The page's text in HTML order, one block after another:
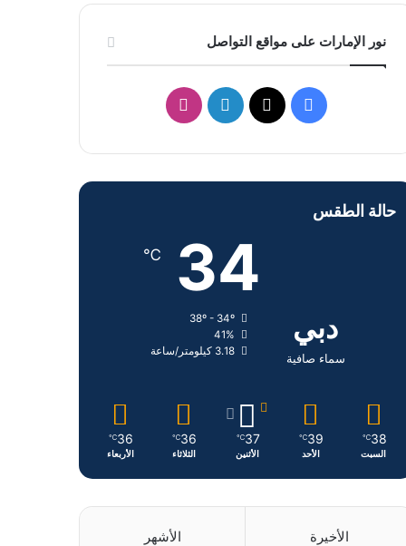
نور الإمارات على مواقع التواصل
س
ن
د
إ
ن
س
م
حالة الطقس
دبي
سماء صافية
34
℃
38º - 34º
41%
3.18 كيلومتر/ساعة
38
℃
السبت
39
℃
الأحد
37
℃
الأثنين
36
℃
الثلاثاء
36
℃
الأربعاء
الأخيرة الأشهر